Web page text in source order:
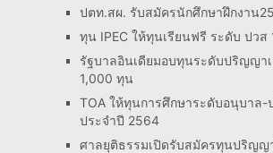
ปตท.สผ. รับสมัครนักศึกษาฝึกงาน
ทุน IPEC ให้ทุนเรียนฟรี ระดับ ปวส
รัฐบาลอินเดียมอบทุนระดับปริญญาเ
1,000 ทุน
TOA ให้ทุนการศึกษาระดับอนุบาล
ประจำปี 2564
ศาลยุติธรรมเปิดรับสมัครทุนปริญญ